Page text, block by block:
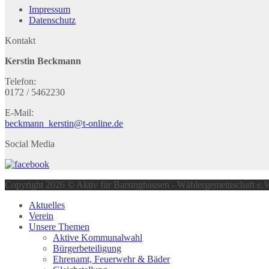
Impressum
Datenschutz
Kontakt
Kerstin Beckmann
Telefon:
0172 / 5462230
E-Mail:
beckmann_kerstin@t-online.de
Social Media
Copyright 2026 © Aktiv für Barsinghausen - Wählergemeinschaft
Aktuelles
Verein
Unsere Themen
Aktive Kommunalwahl
Bürgerbeteiligung
Ehrenamt, Feuerwehr & Bäder